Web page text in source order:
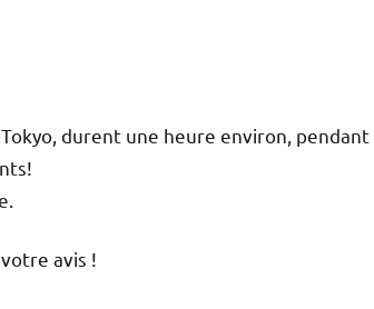
durent une heure environ, pendant
avis !